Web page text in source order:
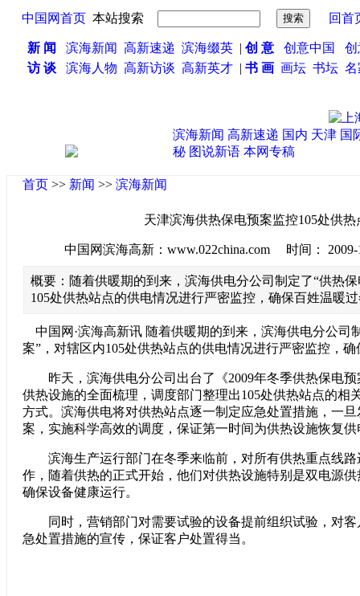
中国网首页 本站搜索 回首
新 闻 滨海新闻 高新速递 滨海缀英 | 创 意 创意中国
访 谈
滨海人物 高新访谈 高新英才 | 书 画 画坛 书坛 名
滨海新闻 高新速递 国内 天津 国
秘 图说新语 本网专稿
首页 >> 新闻 >> 滨海新闻
天津滨海供热保电预案监控105处供热
中国网滨海高新：www.022china.com 时间： 2009-
概要：随着供暖期的到来，滨海供电分公司制定了“供热
105处供热站点的供电情况进行严密监控，确保百姓温暖
中国网·滨海高新讯 随着供暖期的到来，滨海供电分公司
案”，对辖区内105处供热站点的供电情况进行严密监控，
昨天，滨海供电分公司出台了《2009年冬季供热保电预
供热设施的全面梳理，调度部门整理出105处供热站点的相
方式。滨海供电将对供热站点逐一制定应急处置措施，一
案，实施科学高效的调度，保证第一时间为供热设施恢复供
滨海生产运行部门在冬季来临前，对所有供热重点线路
作，随着供热的正式开始，他们对供热设施特别是双电源
确保设备健康运行。
同时，营销部门对需要试验的设备提前组织试验，对客
急处置措施的宣传，保证客户处置得当。